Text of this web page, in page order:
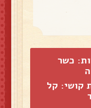
כשר
קושי: קל